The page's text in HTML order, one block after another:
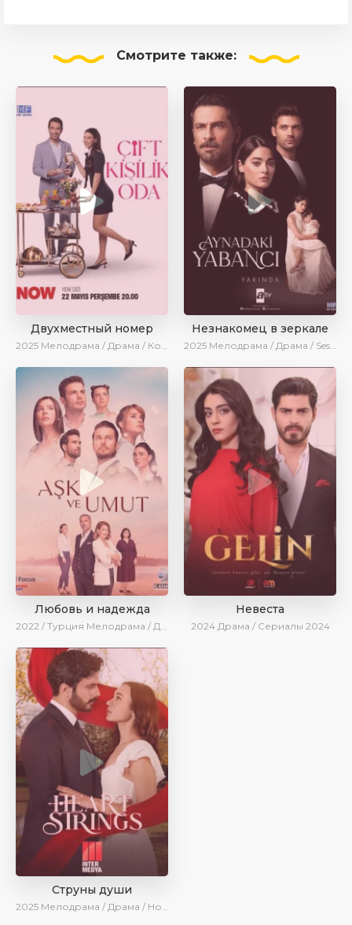
Смотрите также:
Двухместный номер
2025 Мелодрама / Драма / Комедия / Новинки / Сериалы 2025
Незнакомец в зеркале
2025 Мелодрама / Драма / SesDizi / AlisaDirilis / Новинки / Сериалы 2025
Любовь и надежда
2022 / Турция Мелодрама / Драма / BeniAffet
Невеста
2024 Драма / Сериалы 2024
Струны души
2025 Мелодрама / Драма / Новинки / Сериалы 2025